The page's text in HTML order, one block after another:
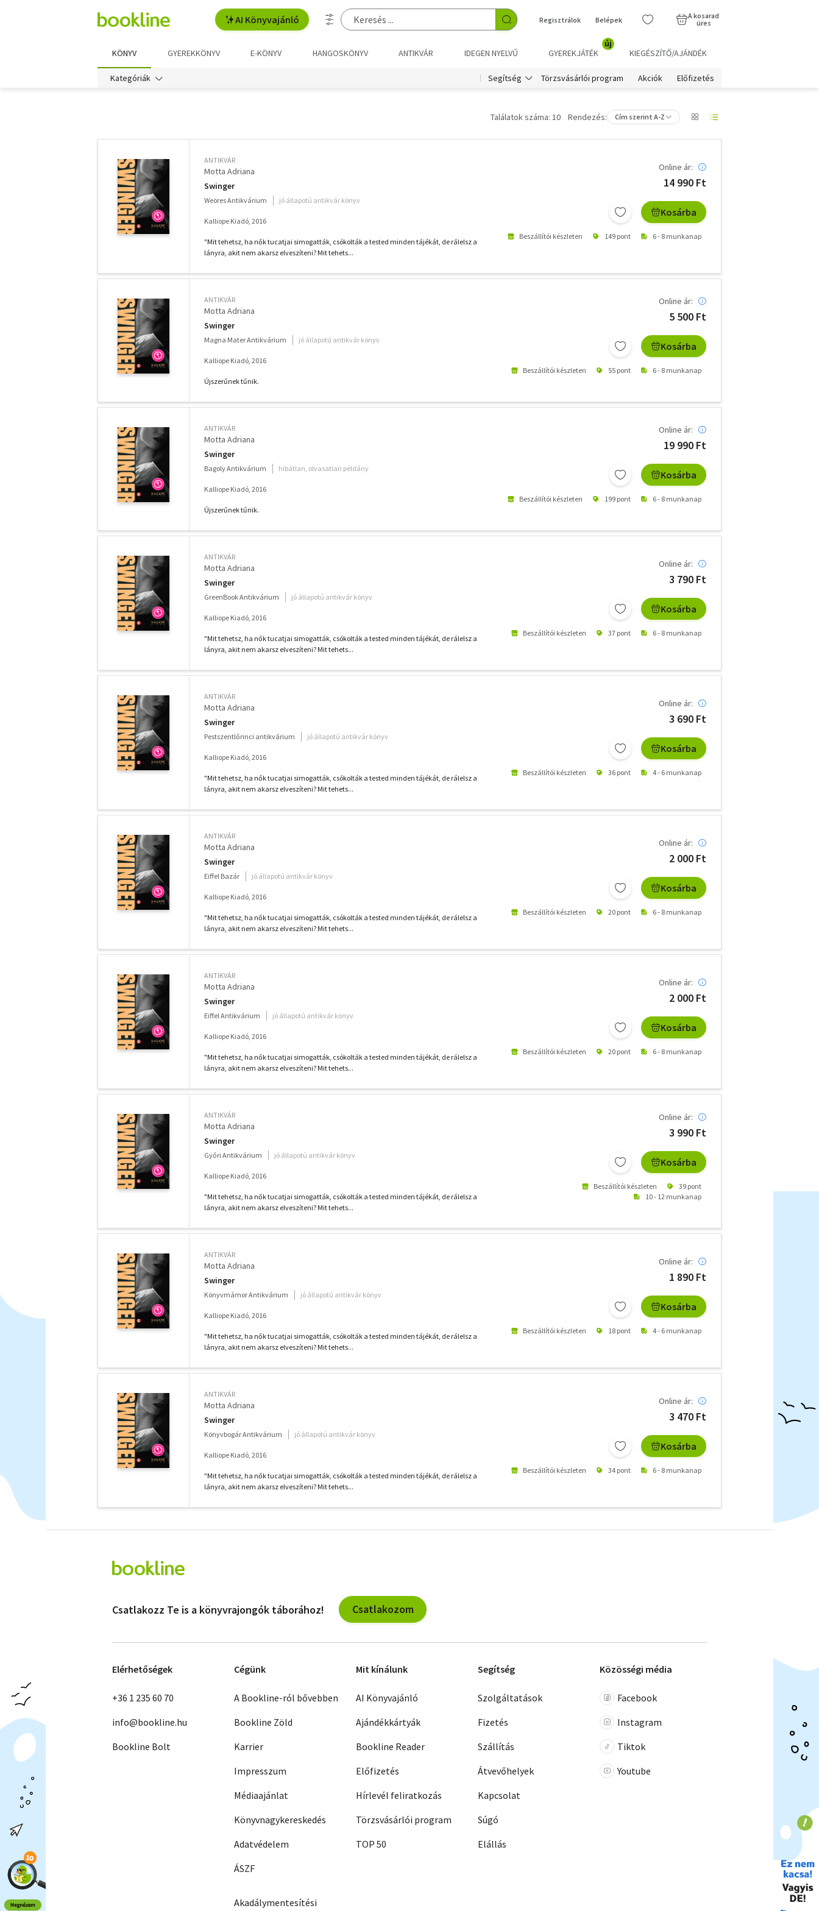
AI Könyvajánló Regisztrálok Belépek
A kosarad
üres
KÖNYV GYEREKKÖNYV E-KÖNYV HANGOSKÖNYV ANTIKVÁR IDEGEN NYELVŰ GYEREKJÁTÉK
új
KIEGÉSZÍTŐ/AJÁNDÉK
Kategóriák Segítség Törzsvásárlói program Akciók Előfizetés
Találatok száma: 10 Rendezés: Cím szerint A-Z
ANTIKVÁR
Motta Adriana
Swinger
Weöres Antikvárium jó állapotú antikvár könyv
Kalliope Kiadó, 2016
"Mit tehetsz, ha nők tucatjai simogatták, csókolták a tested minden tájékát, de rálelsz a
lányra, akit nem akarsz elveszíteni? Mit tehets...
Online ár:
14 990 Ft
Kosárba
Beszállítói készleten 149 pont 6 - 8 munkanap
ANTIKVÁR
Motta Adriana
Swinger
Magna Mater Antikvárium jó állapotú antikvár könyv
Kalliope Kiadó, 2016
Újszerűnek tűnik.
Online ár:
5 500 Ft
Kosárba
Beszállítói készleten 55 pont 6 - 8 munkanap
ANTIKVÁR
Motta Adriana
Swinger
Bagoly Antikvárium hibátlan, olvasatlan példány
Kalliope Kiadó, 2016
Újszerűnek tűnik.
Online ár:
19 990 Ft
Kosárba
Beszállítói készleten 199 pont 6 - 8 munkanap
ANTIKVÁR
Motta Adriana
Swinger
GreenBook Antikvárium jó állapotú antikvár könyv
Kalliope Kiadó, 2016
"Mit tehetsz, ha nők tucatjai simogatták, csókolták a tested minden tájékát, de rálelsz a
lányra, akit nem akarsz elveszíteni? Mit tehets...
Online ár:
3 790 Ft
Kosárba
Beszállítói készleten 37 pont 6 - 8 munkanap
ANTIKVÁR
Motta Adriana
Swinger
Pestszentlőrinci antikvárium jó állapotú antikvár könyv
Kalliope Kiadó, 2016
"Mit tehetsz, ha nők tucatjai simogatták, csókolták a tested minden tájékát, de rálelsz a
lányra, akit nem akarsz elveszíteni? Mit tehets...
Online ár:
3 690 Ft
Kosárba
Beszállítói készleten 36 pont 4 - 6 munkanap
ANTIKVÁR
Motta Adriana
Swinger
Eiffel Bazár jó állapotú antikvár könyv
Kalliope Kiadó, 2016
"Mit tehetsz, ha nők tucatjai simogatták, csókolták a tested minden tájékát, de rálelsz a
lányra, akit nem akarsz elveszíteni? Mit tehets...
Online ár:
2 000 Ft
Kosárba
Beszállítói készleten 20 pont 6 - 8 munkanap
ANTIKVÁR
Motta Adriana
Swinger
Eiffel Antikvárium jó állapotú antikvár könyv
Kalliope Kiadó, 2016
"Mit tehetsz, ha nők tucatjai simogatták, csókolták a tested minden tájékát, de rálelsz a
lányra, akit nem akarsz elveszíteni? Mit tehets...
Online ár:
2 000 Ft
Kosárba
Beszállítói készleten 20 pont 6 - 8 munkanap
ANTIKVÁR
Motta Adriana
Swinger
Győri Antikvárium jó állapotú antikvár könyv
Kalliope Kiadó, 2016
"Mit tehetsz, ha nők tucatjai simogatták, csókolták a tested minden tájékát, de rálelsz a
lányra, akit nem akarsz elveszíteni? Mit tehets...
Online ár:
3 990 Ft
Kosárba
Beszállítói készleten
39 pont
10 - 12 munkanap
ANTIKVÁR
Motta Adriana
Swinger
Könyvmámor Antikvárium jó állapotú antikvár könyv
Kalliope Kiadó, 2016
"Mit tehetsz, ha nők tucatjai simogatták, csókolták a tested minden tájékát, de rálelsz a
lányra, akit nem akarsz elveszíteni? Mit tehets...
Online ár:
1 890 Ft
Kosárba
Beszállítói készleten 18 pont 4 - 6 munkanap
ANTIKVÁR
Motta Adriana
Swinger
Könyvbogár Antikvárium jó állapotú antikvár könyv
Kalliope Kiadó, 2016
"Mit tehetsz, ha nők tucatjai simogatták, csókolták a tested minden tájékát, de rálelsz a
lányra, akit nem akarsz elveszíteni? Mit tehets...
Online ár:
3 470 Ft
Kosárba
Beszállítói készleten 34 pont 6 - 8 munkanap
szűrők
Csatlakozz Te is a könyvrajongók táborához! Csatlakozom
Elérhetőségek
+36 1 235 60 70
info@bookline.hu
Bookline Bolt
Cégünk
A Bookline-ról bővebben
Bookline Zöld
Karrier
Impresszum
Médiaajánlat
Könyvnagykereskedés
Adatvédelem
ÁSZF
Akadálymentesítési
Mit kínálunk
AI Könyvajánló
Ajándékkártyák
Bookline Reader
Előfizetés
Hírlevél feliratkozás
Törzsvásárlói program
TOP 50
Segítség
Szolgáltatások
Fizetés
Szállítás
Átvevőhelyek
Kapcsolat
Súgó
Elállás
Közösségi média
Facebook
Instagram
Tiktok
Youtube